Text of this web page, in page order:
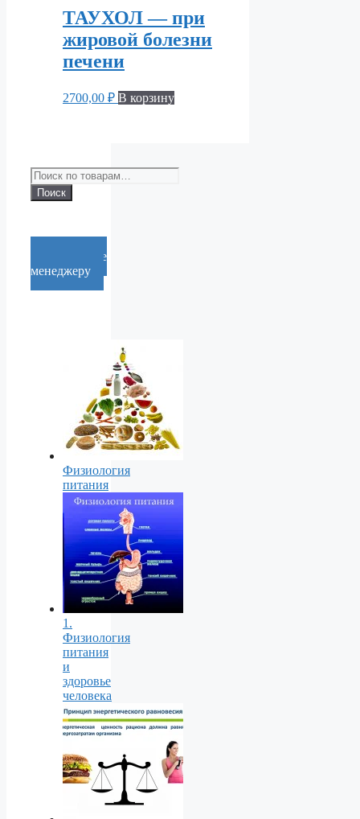
ТАУХОЛ — при
жировой болезни
печени
2700,00 ₽ В корзину
Искать:
Поиск
Cообщение
менеджеру
Физиология
питания
1.
Физиология
питания
и
здоровье
человека